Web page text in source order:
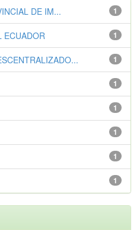
1
DE IM...
1
ECUADOR
1
1
1
1
1
1